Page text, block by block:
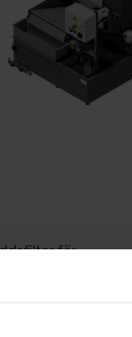
för
industriella
över
stiger i